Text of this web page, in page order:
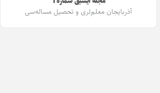
آذربایجان معلم‌لری و تحصیل مساله‌سی